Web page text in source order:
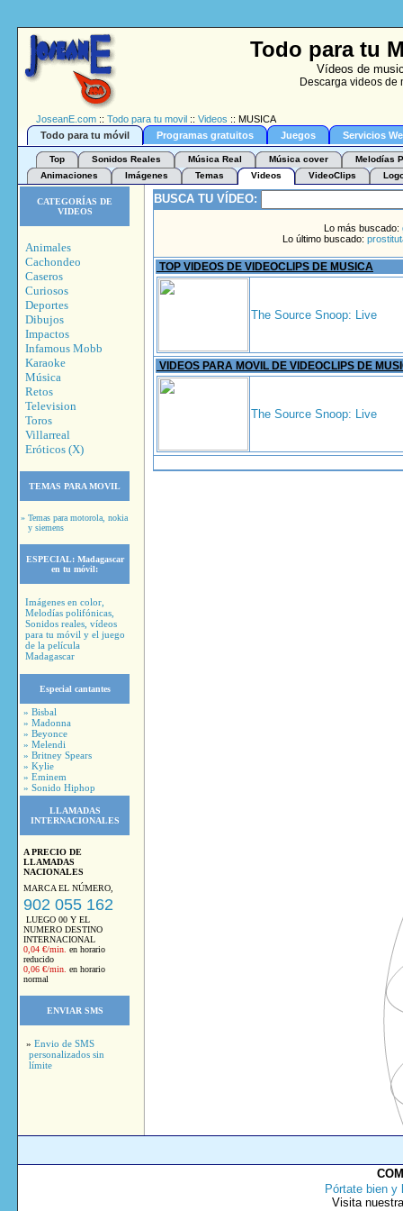
Todo para tu
Vídeos de
Descarga videos de
JoseanE.com :: Todo para tu movil :: Videos :: MUSICA
Todo para tu móvil
Programas gratuitos Juegos Servicios
Top Sonidos Reales Música Real Música cover
Melodías
Animaciones
Imágenes Temas Videos VideoClips
CATEGORÍAS DE
VIDEOS
Animales
Cachondeo
Caseros
Curiosos
Deportes
Dibujos
Impactos
Infamous Mobb
Karaoke
Música
Retos
Television
Toros
Villarreal
Eróticos (X)
TEMAS PARA MOVIL
» Temas para motorola, nokia
y siemens
ESPECIAL: Madagascar
en tu móvil:
Imágenes en color,
Melodías polifónicas,
Sonidos reales, vídeos
para tu móvil y el juego
de la película
Madagascar
Especial cantantes
» Bisbal
» Madonna
» Beyonce
» Melendi
» Britney Spears
» Kylie
» Eminem
» Sonido Hiphop
LLAMADAS
INTERNACIONALES
A PRECIO DE
LLAMADAS
NACIONALES
MARCA EL NÚMERO,
902 055 162
LUEGO 00 Y EL
NUMERO DESTINO
INTERNACIONAL
0,04 €/min. en horario
reducido
0,06 €/min. en horario
normal
ENVIAR SMS
» Envio de SMS
personalizados sin
límite
BUSCA TU VÍDEO:
Lo más buscado:
Lo último buscado:
TOP VIDEOS DE VIDEOCLIPS DE MUSICA
The Source Snoop: Live
VIDEOS PARA MOVIL DE VIDEOCLIPS DE
The Source Snoop: Live
Pórtate bien y
Visita